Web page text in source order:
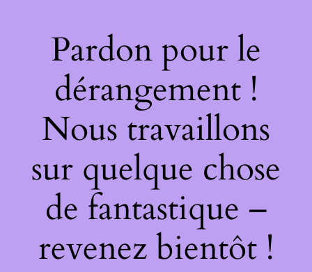
Pardon pour le
dérangement !
Nous travaillons
sur quelque chose
de fantastique –
revenez bientôt !